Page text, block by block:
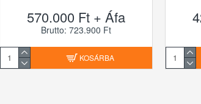
570.000 Ft + Áfa
Brutto: 723.900 Ft
KOSÁRBA